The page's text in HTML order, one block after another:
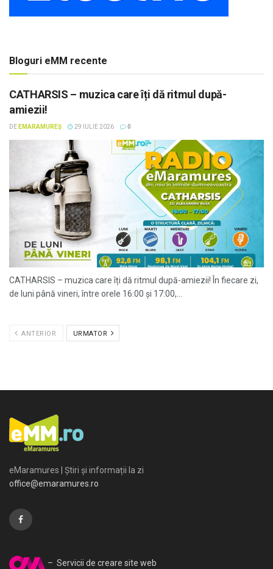
Bloguri eMM recente
CATHARSIS – muzica care îți dă ritmul după-
amiezii!
DE EMARAMUREȘ 29 IULIE 2026 0
CATHARSIS – muzica care îți dă ritmul după-amiezii! În fiecare zi,
de luni până vineri, între orele 16:00 și 17:00,...
ANTERIOR URMATOR
eMaramures | Știri și informații la zi
office@emaramures.ro
– Servicii de creare site web